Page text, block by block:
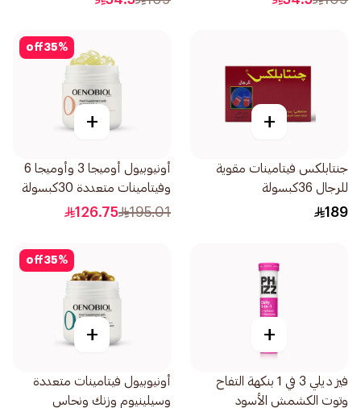
+
جنتابلكس فيتامينات مقوية
للرجال 36كبسولة
189
35%
off
+
أونيوبيول أوميجا 3 وأوميجا 6
وفيتامينات متعددة 30كبسولة
195.01
126.75
+
فيز ديلي 3 في 1 بنكهة التفاح
وتوت الكشمش الأسود
35%
off
+
أونيوبيول فيتامينات متعددة
وسيلينيوم وزنك ونحاس